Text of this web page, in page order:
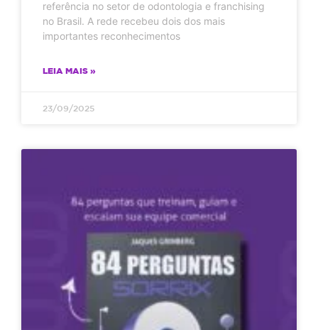
referência no setor de odontologia e franchising
no Brasil. A rede recebeu dois dos mais
importantes reconhecimentos
LEIA MAIS »
23/09/2025